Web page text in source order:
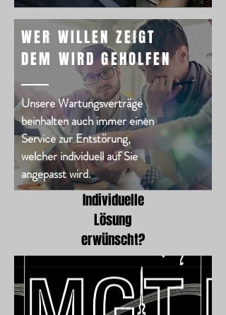
WER WILLEN ZEIGT
DEM WIRD GEHOLFEN
Unsere Wartungsverträge
beinhalten auch immer einen
Service zur Entstörung,
welcher individuell auf Sie
angepasst wird.
Individuelle
Lösung
erwünscht?